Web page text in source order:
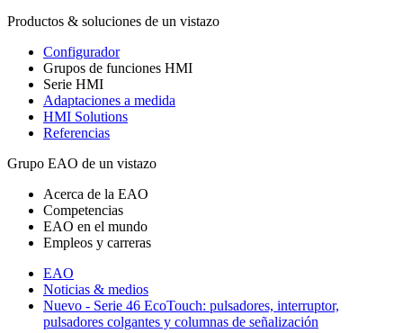
Productos & soluciones de un vistazo
Configurador
Grupos de funciones HMI
Serie HMI
Adaptaciones a medida
HMI Solutions
Referencias
Grupo EAO de un vistazo
Acerca de la EAO
Competencias
EAO en el mundo
Empleos y carreras
EAO
Noticias & medios
Nuevo - Serie 46 EcoTouch: pulsadores, interruptor,
pulsadores colgantes y columnas de señalización